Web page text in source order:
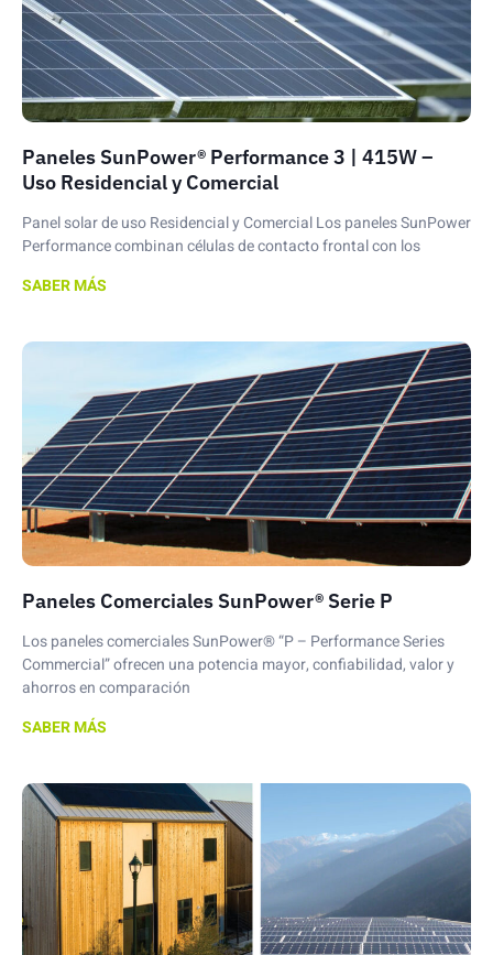
Paneles SunPower® Performance 3 | 415W –
Uso Residencial y Comercial
Panel solar de uso Residencial y Comercial Los paneles SunPower
Performance combinan células de contacto frontal con los
SABER MÁS
Paneles Comerciales SunPower® Serie P
Los paneles comerciales SunPower® “P – Performance Series
Commercial” ofrecen una potencia mayor, confiabilidad, valor y
ahorros en comparación
SABER MÁS